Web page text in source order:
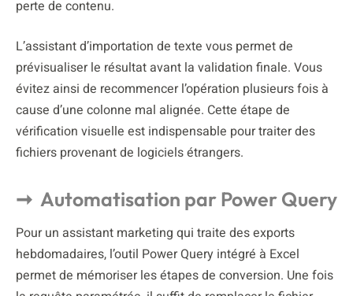
perte de contenu.
L’assistant d’importation de texte vous permet de
prévisualiser le résultat avant la validation finale. Vous
évitez ainsi de recommencer l’opération plusieurs fois à
cause d’une colonne mal alignée. Cette étape de
vérification visuelle est indispensable pour traiter des
fichiers provenant de logiciels étrangers.
Automatisation par Power Query
Pour un assistant marketing qui traite des exports
hebdomadaires, l’outil Power Query intégré à Excel
permet de mémoriser les étapes de conversion. Une fois